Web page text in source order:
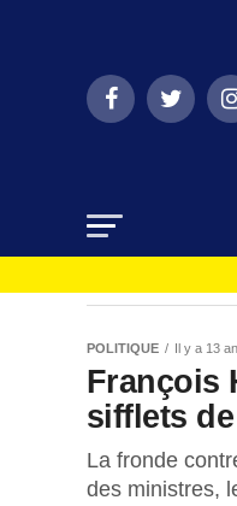
POLITIQUE Il y a 13
François
sifflets
La fronde
des ministres,